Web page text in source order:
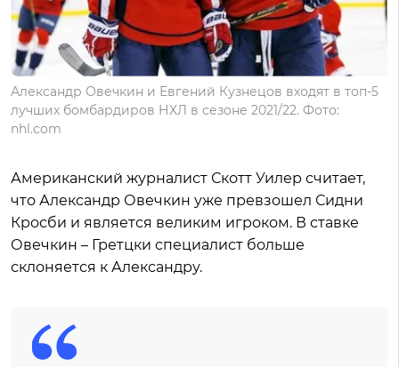
Александр Овечкин и Евгений Кузнецов входят в топ-5
лучших бомбардиров НХЛ в сезоне 2021/22. Фото:
nhl.com
Американский журналист Скотт Уилер считает,
что Александр Овечкин уже превзошел Сидни
Кросби и является великим игроком. В ставке
Овечкин – Гретцки специалист больше
склоняется к Александру.